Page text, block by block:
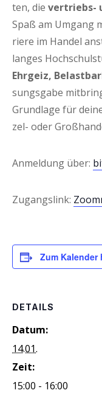
ten, die ver­triebs-
Spaß am Umgang
rie­re im Han­del
lan­ges
Ehr­geiz,
sungs­ga­be
Grund­la­ge für
zel- oder
Anmel­dung über:
Zugangs­link:
Zum Kalender
DETAILS
Datum:
14.01.
Zeit:
15:00 - 16:00